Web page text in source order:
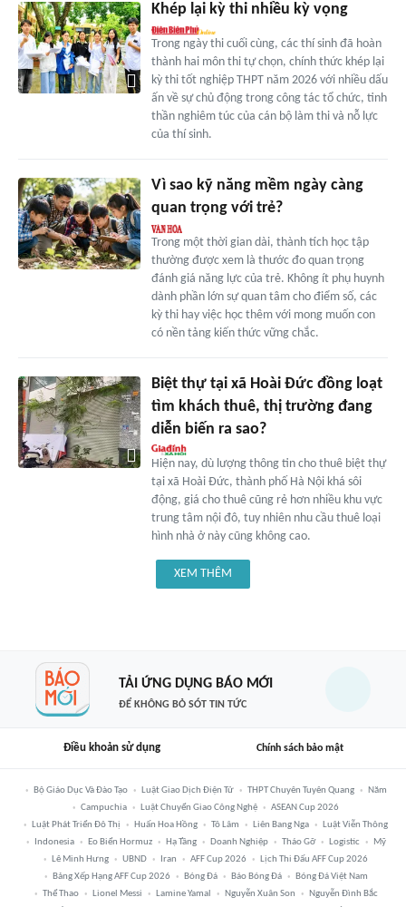
Khép lại kỳ thi nhiều kỳ vọng
Trong ngày thi cuối cùng, các thí sinh đã hoàn
thành hai môn thi tự chọn, chính thức khép lại
kỳ thi tốt nghiệp THPT năm 2026 với nhiều dấu
ấn về sự chủ động trong công tác tổ chức, tinh
thần nghiêm túc của cán bộ làm thi và nỗ lực
của thí sinh.
Vì sao kỹ năng mềm ngày càng
quan trọng với trẻ?
Trong một thời gian dài, thành tích học tập
thường được xem là thước đo quan trọng
đánh giá năng lực của trẻ. Không ít phụ huynh
dành phần lớn sự quan tâm cho điểm số, các
kỳ thi hay việc học thêm với mong muốn con
có nền tảng kiến thức vững chắc.
Biệt thự tại xã Hoài Đức đồng loạt
tìm khách thuê, thị trường đang
diễn biến ra sao?
Hiện nay, dù lượng thông tin cho thuê biệt thự
tại xã Hoài Đức, thành phố Hà Nội khá sôi
động, giá cho thuê cũng rẻ hơn nhiều khu vực
trung tâm nội đô, tuy nhiên nhu cầu thuê loại
hình nhà ở này cũng không cao.
XEM THÊM
TẢI ỨNG DỤNG BÁO MỚI
ĐỂ KHÔNG BỎ SÓT TIN TỨC
Điều khoản sử dụng Chính sách bảo mật
Bộ Giáo Dục Và Đào Tạo Luật Giao Dịch Điện Tử THPT Chuyên Tuyên Quang
Năm
Campuchia
Luật Chuyển Giao Công Nghệ
ASEAN Cup 2026
Luật Phát Triển Đô Thị
Huấn Hoa Hồng Tô Lâm Liên Bang Nga
Luật Viễn Thông
Indonesia
Eo Biển Hormuz Hạ Tầng Doanh Nghiệp Tháo Gỡ Logistic
Mỹ
Lê Minh Hưng
UBND Iran AFF Cup 2026
Lịch Thi Đấu AFF Cup 2026
Bảng Xếp Hạng AFF Cup 2026
Bóng Đá Báo Bóng Đá
Bóng Đá Việt Nam
Thể Thao
Lionel Messi Lamine Yamal Nguyễn Xuân Son
Nguyễn Đình Bắc